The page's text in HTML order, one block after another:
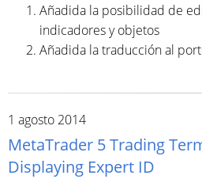
Añadida la posibilidad de
indicadores y objetos
Añadida la traducción al
1 agosto 2014
MetaTrader 5 Trading
Displaying Expert ID